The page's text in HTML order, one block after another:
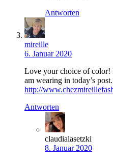
Antworten
mireille
6. Januar 2020
Love your choice of color!
am wearing in today’s post.
http://
Antworten
claudialasetzki
8. Januar 2020